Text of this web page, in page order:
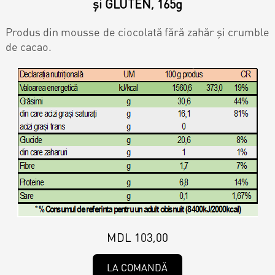
Personalized Desserts
Cake (Slice)
Dessert
Macaron
Croissants & muffins
Cookies
Placinta
și GLUTEN, 165g
Produs din mousse de ciocolată fără zahăr și crumble
de cacao.
MDL 103,00
LA COMANDĂ